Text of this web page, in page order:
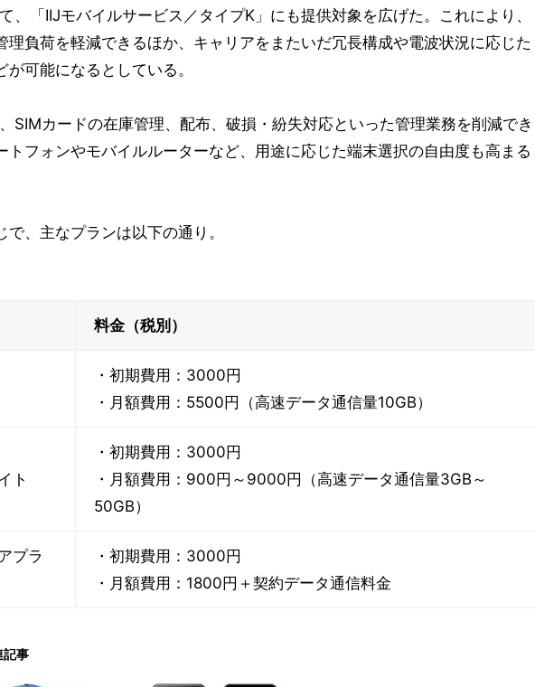
、「IIJモバイルサービス／タイプK」にも提供対象を広げた。これにより、
理負荷を軽減できるほか、キャリアをまたいだ冗長構成や電波状況に応じた
が可能になるとしている。
SIMカードの在庫管理、配布、破損・紛失対応といった管理業務を削減でき
トフォンやモバイルルーターなど、用途に応じた端末選択の自由度も高まる
で、主なプランは以下の通り。
料金（税別）
・初期費用：3000円
・月額費用：5500円（高速データ通信量10GB）
ト
・初期費用：3000円
・月額費用：900円～9000円（高速データ通信量3GB～
50GB）
プラ
・初期費用：3000円
・月額費用：1800円＋契約データ通信料金
記事